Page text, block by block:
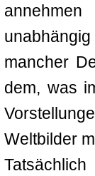
mancher
dem, was
Weltbilder